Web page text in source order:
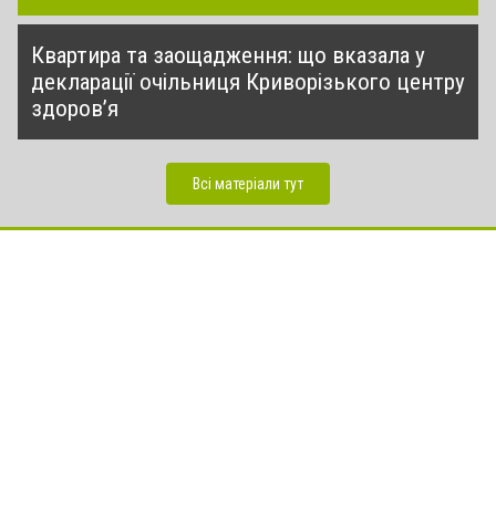
Квартира та заощадження: що вказала у
декларації очільниця Криворізького центру
здоров’я
Всі матеріали тут